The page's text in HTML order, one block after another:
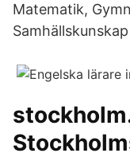
Matematik,